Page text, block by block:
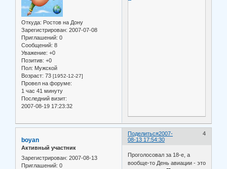
Откуда: Ростов на Дону
Зарегистрирован: 2007-07-08
Приглашений: 0
Сообщений: 8
Уважение: +0
Позитив: +0
Пол: Мужской
Возраст: 73 [1952-12-27]
Провел на форуме:
1 час 41 минуту
Последний визит:
2007-08-19 17:23:32
Поделиться 4
2007-
08-13 17:54:30
boyan
Активный участник
Зарегистрирован: 2007-08-13
Приглашений: 0
Проголосовал за 18-е, а
вообще-то День авиации - это